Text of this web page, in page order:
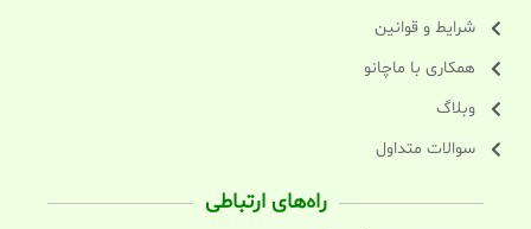
شرایط و قوانین
همکاری با ماچانو
وبلاگ
سوالات متداول
راه‌های ارتباطی